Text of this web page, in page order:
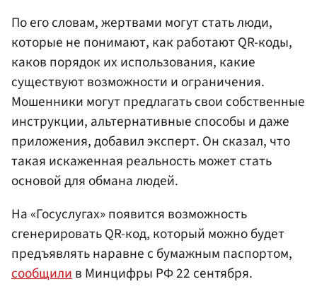
По его словам, жертвами могут стать люди,
которые не понимают, как работают QR-коды,
каков порядок их использования, какие
существуют возможности и ограничения.
Мошенники могут предлагать свои собственные
инструкции, альтернативные способы и даже
приложения, добавил эксперт. Он сказал, что
такая искаженная реальность может стать
основой для обмана людей.
На «Госуслугах» появится возможность
сгенерировать QR-код, который можно будет
предъявлять наравне с бумажным паспортом,
сообщилив Минцифры РФ 22 сентября.